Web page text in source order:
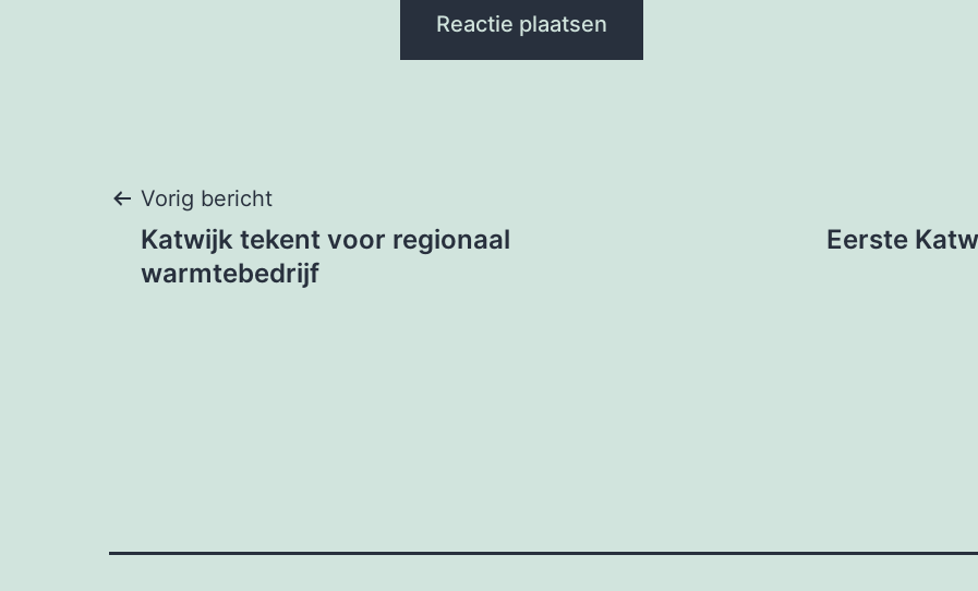
Bericht
navigatie
Vorig bericht
Katwijk tekent voor regionaal
warmtebedrijf
Eerste